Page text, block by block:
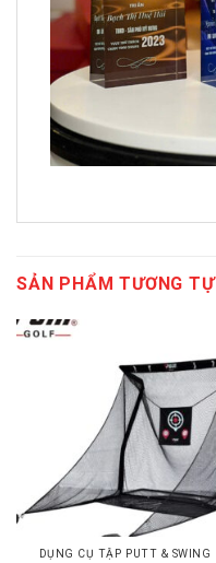
SẢN PHẨM TƯƠNG TỰ
DỤNG CỤ TẬP PUTT & SWING